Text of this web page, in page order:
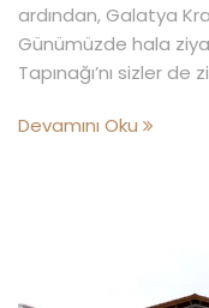
ardından, Galatya
Günümüzde hala
Tapınağı’nı sizler
Devamını Oku